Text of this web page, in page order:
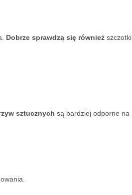
Dobrze sprawdzą się również szczotki,
sztucznych są bardziej odporne na